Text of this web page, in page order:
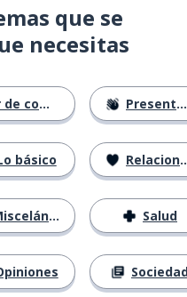
que se
necesitas
compras
básico
Presentándose
Relaciones
Salud